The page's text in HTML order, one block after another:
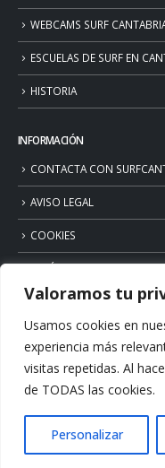
Valoramos tu
Usamos cookies en
experiencia más
visitas repetidas. Al
de TODAS las cookies.
Personalizar
WEBCAMS SURF
ESCUELAS DE SURF EN
HISTORIA
INFORMACIÓN
CONTACTA CON
AVISO LEGAL
COOKIES
POLÍTICA DE PRIVACIDAD
© Copyright 2026.